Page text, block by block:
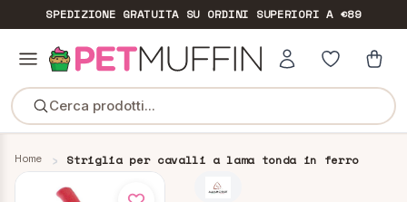
SPEDIZIONE GRATUITASU ORDINI SUPERIORI A €89
Cerca prodotti...
Home Striglia per cavalli a lama tonda in ferro